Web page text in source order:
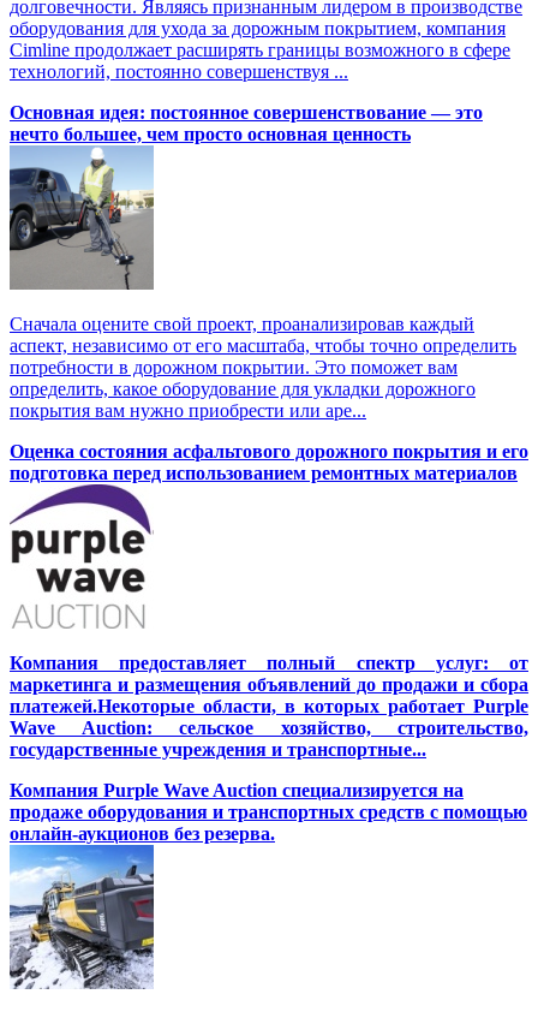
долговечности. Являясь признанным лидером в производстве
оборудования для ухода за дорожным покрытием, компания
Cimline продолжает расширять границы возможного в сфере
технологий, постоянно совершенствуя ...
Основная идея: постоянное совершенствование — это
нечто большее, чем просто основная ценность
Сначала оцените свой проект, проанализировав каждый
аспект, независимо от его масштаба, чтобы точно определить
потребности в дорожном покрытии. Это поможет вам
определить, какое оборудование для укладки дорожного
покрытия вам нужно приобрести или аре...
Оценка состояния асфальтового дорожного покрытия и его
подготовка перед использованием ремонтных материалов
Компания предоставляет полный спектр услуг: от
маркетинга и размещения объявлений до продажи и сбора
платежей.Некоторые области, в которых работает Purple
Wave Auction: сельское хозяйство, строительство,
государственные учреждения и транспортные...
Компания Purple Wave Auction специализируется на
продаже оборудования и транспортных средств с помощью
онлайн-аукционов без резерва.